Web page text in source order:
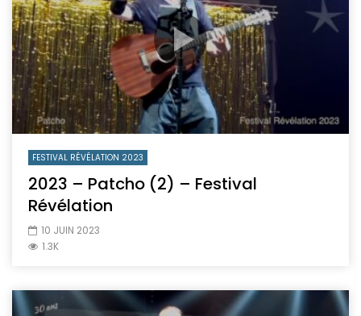
FESTIVAL RÉVÉLATION 2023
2023 – Patcho (2) – Festival
Révélation
10 JUIN 2023
1.3K